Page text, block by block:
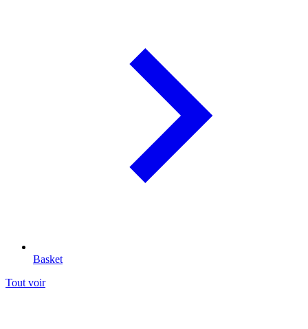
Basket
Tout voir